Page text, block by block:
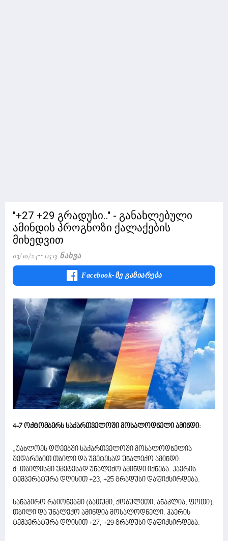
"+27 +29 გრადუსი.." - განახლებული
ამინდის პროგნოზი ქალაქების
მიხედვით
03/10/24 11513 Ნახვა
Facebook-Ზე Გაზიარება
4-7 ოქტომბერს საქართველოში მოსალოდნელი ამინდი:
„უახლოეს დღეებში საქართველოში მოსალოდნელია
შედარებით თბილი და უმეტესად უნალექო ამინდი.
ქ. თბილისში უმეტესად უნალექო ამინდი იქნება. ჰაერის
ტემპერატურა დღისით +23, +25 გრადუსი დაფიქსირდება.
სანაპირო რაიონებში (ბათუმი, ქობულეთი, ანაკლია, ფოთი):
თბილი და უნალექო ამინდია მოსალოდნელი. ჰაერის
ტემპერატურა დღისით +27, +29 გრადუსი დაფიქსირდება.